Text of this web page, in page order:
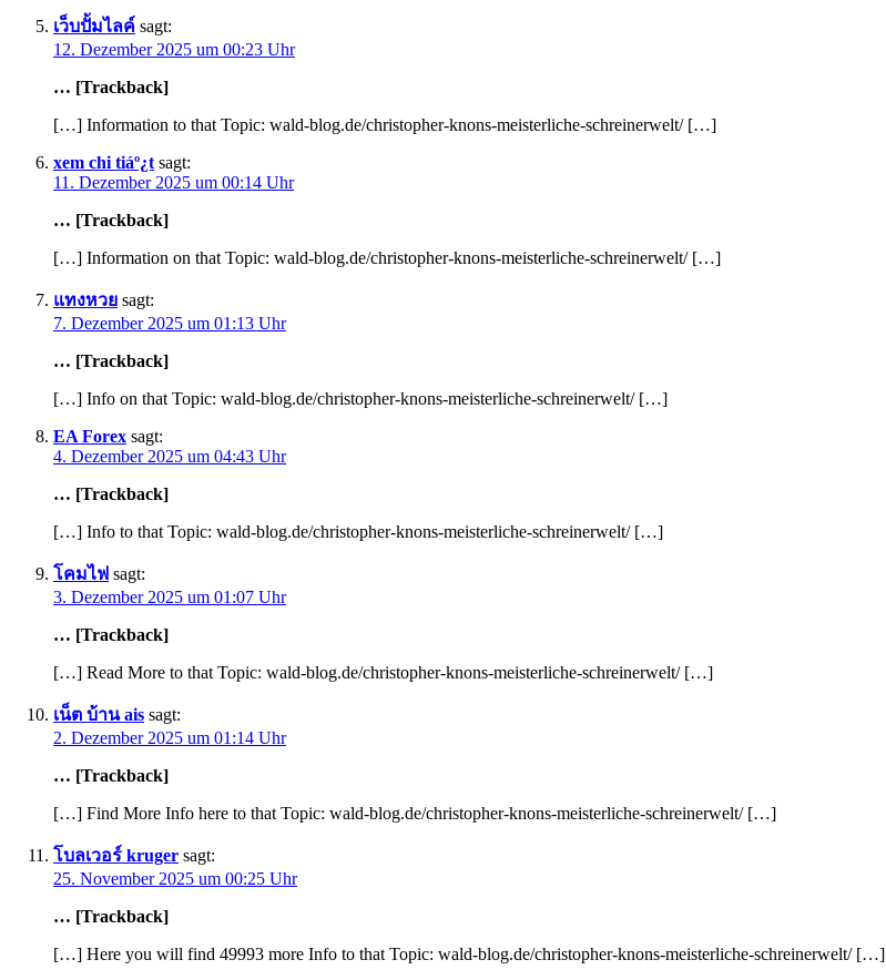
เว็บปั้มไลค์ sagt:
12. Dezember 2025 um 00:23 Uhr
… [Trackback]
[…] Information to that Topic: wald-blog.de/christopher-knons-meisterliche-schreinerwelt/ […]
xem chi tiáº¿t sagt:
11. Dezember 2025 um 00:14 Uhr
… [Trackback]
[…] Information on that Topic: wald-blog.de/christopher-knons-meisterliche-schreinerwelt/ […]
แทงหวย sagt:
7. Dezember 2025 um 01:13 Uhr
… [Trackback]
[…] Info on that Topic: wald-blog.de/christopher-knons-meisterliche-schreinerwelt/ […]
EA Forex sagt:
4. Dezember 2025 um 04:43 Uhr
… [Trackback]
[…] Info to that Topic: wald-blog.de/christopher-knons-meisterliche-schreinerwelt/ […]
โคมไฟ sagt:
3. Dezember 2025 um 01:07 Uhr
… [Trackback]
[…] Read More to that Topic: wald-blog.de/christopher-knons-meisterliche-schreinerwelt/ […]
เน็ต บ้าน ais sagt:
2. Dezember 2025 um 01:14 Uhr
… [Trackback]
[…] Find More Info here to that Topic: wald-blog.de/christopher-knons-meisterliche-schreinerwelt/ […]
โบลเวอร์ kruger sagt:
25. November 2025 um 00:25 Uhr
… [Trackback]
[…] Here you will find 49993 more Info to that Topic: wald-blog.de/christopher-knons-meisterliche-schreinerwelt/ […]